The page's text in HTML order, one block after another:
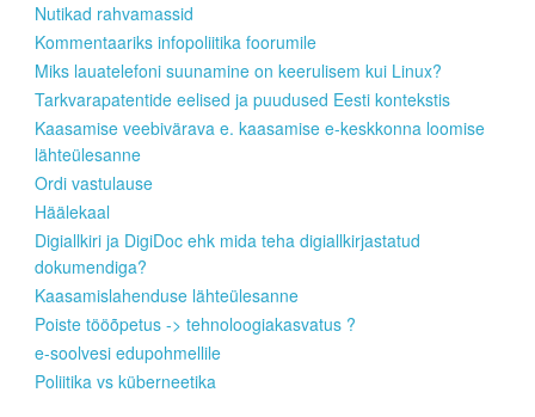
Nutikad rahvamassid
Kommentaariks infopoliitika foorumile
Miks lauatelefoni suunamine on keerulisem kui Linux?
Tarkvarapatentide eelised ja puudused Eesti kontekstis
Kaasamise veebivärava e. kaasamise e-keskkonna loomise
lähteülesanne
Ordi vastulause
Häälekaal
Digiallkiri ja DigiDoc ehk mida teha digiallkirjastatud
dokumendiga?
Kaasamislahenduse lähteülesanne
Poiste tööõpetus -> tehnoloogiakasvatus ?
e-soolvesi edupohmellile
Poliitika vs küberneetika